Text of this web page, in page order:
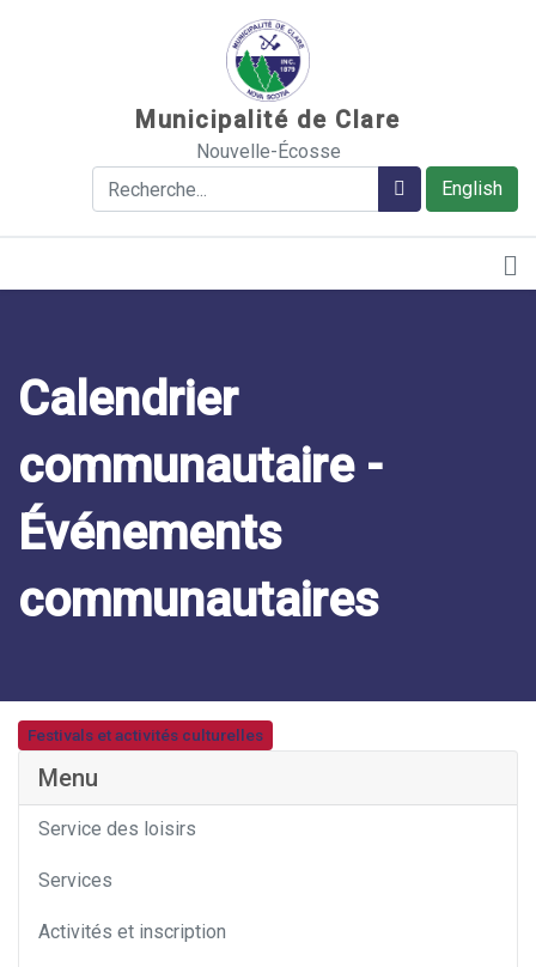
Municipalité de Clare
Nouvelle-Écosse
English
Rechercher Rechercher
Calendrier
communautaire -
Événements
communautaires
Catégorie
Festivals et activités culturelles
Menu
Service des loisirs
Services
Activités et inscription